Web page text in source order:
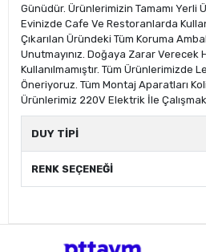
Günüdür. Ürünlerimizin Tamamı Yerli
Evinizde Cafe Ve Restoranlarda
Çıkarılan Üründeki Tüm Koruma
Unutmayınız. Doğaya Zarar Verecek
Kullanılmamıştır. Tüm Ürünlerimizde
Öneriyoruz. Tüm Montaj Aparatları
Ürünlerimiz 220V Elektrik İle
DUY TİPİ
RENK SEÇENEĞİ